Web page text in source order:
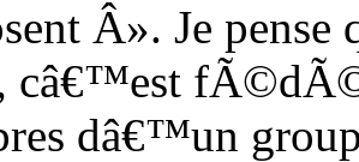
Â». Je
câ€™est
dâ€™un